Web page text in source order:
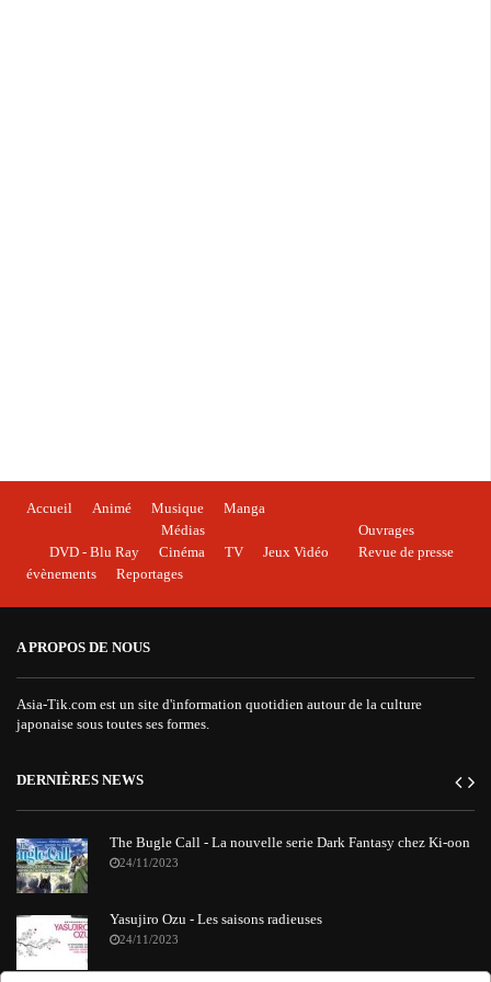
Accueil Animé Musique
Manga
Médias
DVD - Blu Ray
Cinéma TV Jeux Vidéo
Ouvrages
Revue de presse
évènements
Reportages
A PROPOS DE NOUS
Asia-Tik.com est un site d'information quotidien autour de la culture
japonaise sous toutes ses formes.
DERNIÈRES NEWS
The Bugle Call - La nouvelle serie Dark Fantasy chez Ki-oon
24/11/2023
Yasujiro Ozu - Les saisons radieuses
24/11/2023